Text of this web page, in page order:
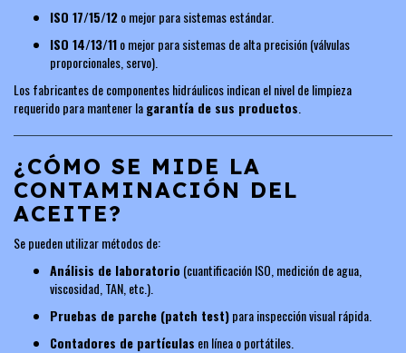
ISO 17/15/12o mejor para sistemas estándar.
ISO 14/13/11o mejor para sistemas de alta precisión (válvulas
proporcionales, servo).
Los fabricantes de componentes hidráulicos indican el nivel de limpieza
requerido para mantener lagarantía de sus productos
¿CÓMO SE MIDE LA
CONTAMINACIÓN DEL
ACEITE?
Se pueden utilizar métodos de:
Análisis de laboratorio (cuantificación ISO, medición de agua,
viscosidad, TAN, etc.).
Pruebas de parche (patch test)para inspección visual rápida.
Contadores de partículas en línea o portátiles.